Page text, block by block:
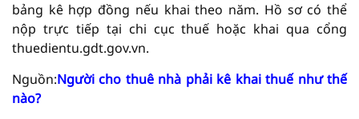
bảng kê hợp đồng nếu khai theo năm. Hồ sơ có thể
nộp trực tiếp tại chi cục thuế hoặc khai qua cổng
thuedientu.gdt.gov.vn.
Nguồn:Người cho thuê nhà phải kê khai thuế như thế
nào?